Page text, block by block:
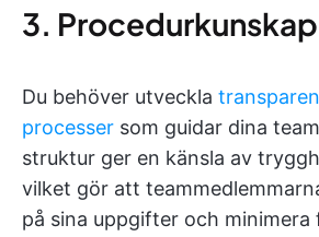
3. Procedurkunskap
Du behöver utveckla
processer som guidar dina
struktur ger en känsla av
vilket gör att
på sina uppgifter och minimera